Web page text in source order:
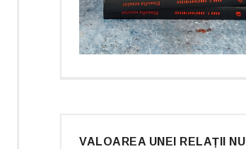
VALOAREA UNEI RELAȚII NU